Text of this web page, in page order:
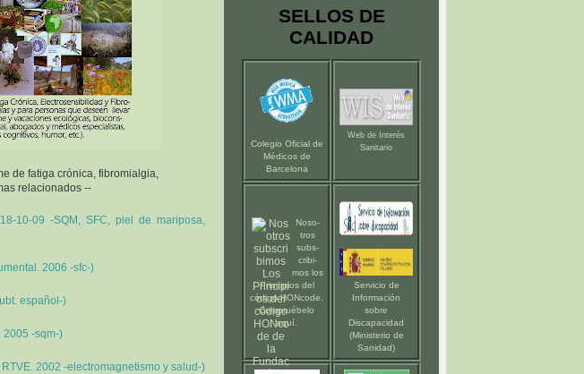
de fatiga crónica, fibromialgia,
relacionados --
10-09 -SQM, SFC, piel de mariposa,
2006 -sfc-)
español-)
2005 -sqm-)
2002 -electromagnetismo y salud-)
SELLOS DE
CALIDAD
Colegio Oficial de
Médicos de
Barcelona
Web de Interés
Sanitario
Noso-
tros
subs-
cribi-
mos los
Principios del
código HONcode
Compruébelo
aquí
Servicio de
Información
sobre
Discapacidad
(Ministerio de
Sanidad)